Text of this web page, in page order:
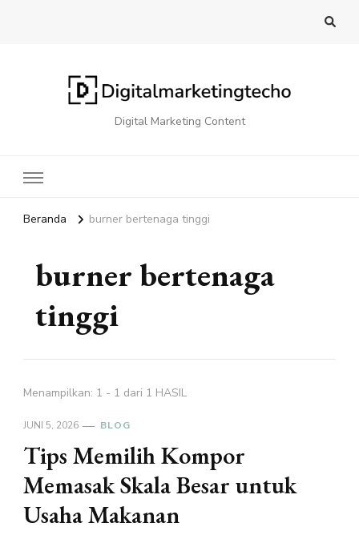
Digital Marketing Content
Beranda burner bertenaga tinggi
burner bertenaga
tinggi
Menampilkan: 1 - 1 dari 1 HASIL
JUNI 5, 2026 BLOG
Tips Memilih Kompor
Memasak Skala Besar untuk
Usaha Makanan